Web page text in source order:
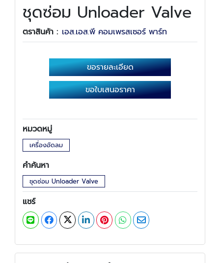
ชุดซ่อม Unloader Valve
ตราสินค้า : เอส.เอส.พี คอมเพรสเซอร์ พาร์ท
ขอรายละเอียด
ขอใบเสนอราคา
หมวดหมู่
เครื่องอัดลม
คำค้นหา
ชุดซ่อม Unloader Valve
แชร์